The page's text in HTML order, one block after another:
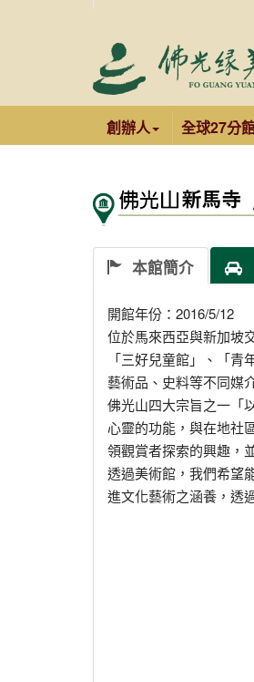
創辦人 全球27分
本館簡介
開館年份：2016/5/12
位於馬來西亞與新加坡
「三好兒童館」、「
藝術品、史料等不同媒
佛光山四大宗旨之一「
心靈的功能，與在地社
領觀賞者探索的興趣，
透過美術館，我們希望
進文化藝術之涵養，透